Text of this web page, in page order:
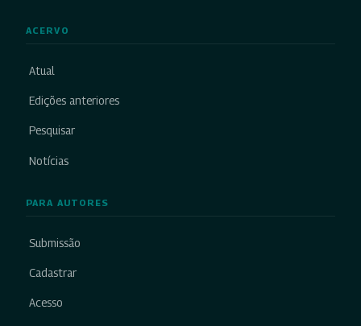
ACERVO
Atual
Edições anteriores
Pesquisar
Notícias
PARA AUTORES
Submissão
Cadastrar
Acesso